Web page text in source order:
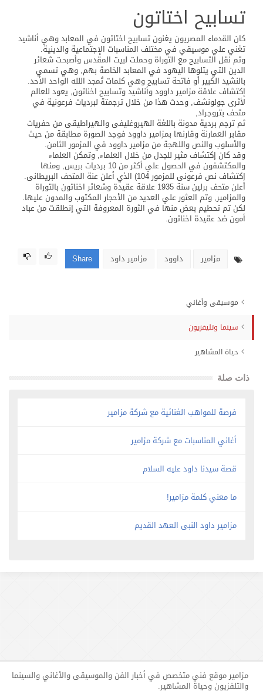
تسابيح اختاتون
كان القدماء المصريون يغنون تسابيح اختاتون في المعابد وهي أناشيد
تغني علي موسيقي في مختلف المناسبات الإجتماعية والدينية.
وتم نقل التسابيح مع التوراة وحملت لبيت المقدس وأصبحت شعائر
الدين التي يتلوها اليهود في المعابد الخاصة بهم, وهي تسمي
بالنشيد الكبير أو فاتحة تسابيح وهي كلمات تُمجد اللله الواحد الأحد.
إكتشاف علاقة مزامير داوود وأناشيد وتسابيح اخناتون, يعود للعالم
لأثرى جولونشف, وحدث هذا من خلال ترجمتة لبرديات فرعونية في
متحف بتروجراد,
ثم ترجم بردية مدونة باللغة الهيروغليفى والهيراطيقى من حفريات
مقابر العمارنة وقارنها بمزامير داوود فوجد الصورة مطابقة من حيث
والأسلوب والنص واللهجة من مزامير داوود في المزمور الثامن.
وقد كان إكتشاف مثير للجدل من خلال العلماء, وتمكن العلماء
والمكتشفون في الحصول علي أكثر من 10 برديات بريس, ومنها
إكتشاف نص فرعونى للمزمور 104) الذي أعلن عنة المتحف البريطانى.
أعلن متحف برلين سنة 1935 علاقة عقيدة وشعائر اخناتون بالتوراة
والمزامير, وتم العثور علي العديد من الأحجار المكتوب والمدون عليها.
لكن تم تحطيم بعض منها في الثورة المعروفة التي إنطلقت من عباد
أمون ضد عقيدة اخناتون.
مزامير داوود مزامير داود Share
موسيقى وأغاني
سينما وتليفزيون
حياة المشاهير
ذات صلة
فرصة للمواهب الغنائية مع شركة مزامير
أغاني المناسبات مع شركة مزامير
قصة سيدنا داود عليه السلام
ما معني كلمة مزامير!
مزامير داود النبى العهد القديم
مزامير موقع فني متخصص في أخبار الفن والموسيقى والأغاني والسينما
والتلفزيون وحياة المشاهير.